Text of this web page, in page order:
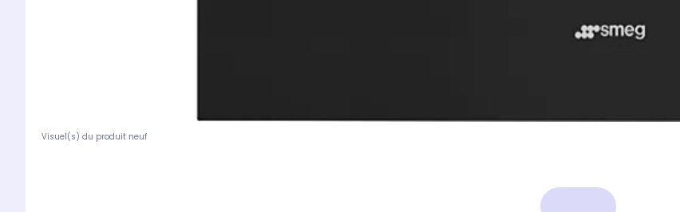
Visuel(s) du produit neuf